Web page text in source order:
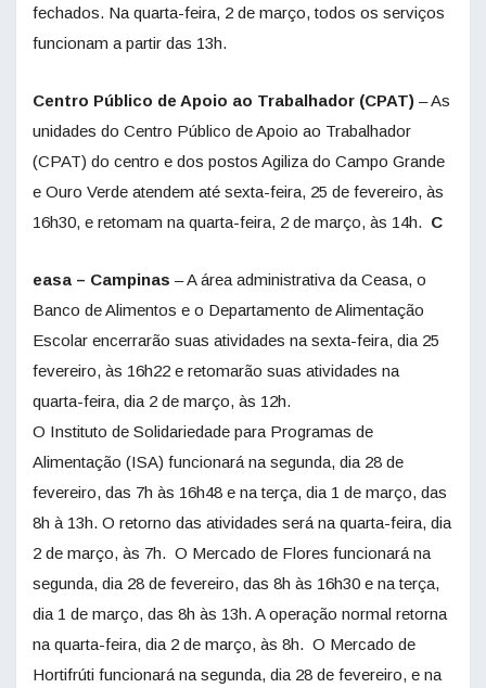
fechados. Na quarta-feira, 2 de março, todos os serviços
funcionam a partir das 13h.
Centro Público de Apoio ao Trabalhador (CPAT) – As
unidades do Centro Público de Apoio ao Trabalhador
(CPAT) do centro e dos postos Agiliza do Campo Grande
e Ouro Verde atendem até sexta-feira, 25 de fevereiro, às
16h30, e retomam na quarta-feira, 2 de março, às 14h. C
easa – Campinas – A área administrativa da Ceasa, o
Banco de Alimentos e o Departamento de Alimentação
Escolar encerrarão suas atividades na sexta-feira, dia 25
fevereiro, às 16h22 e retomarão suas atividades na
quarta-feira, dia 2 de março, às 12h.
O Instituto de Solidariedade para Programas de
Alimentação (ISA) funcionará na segunda, dia 28 de
fevereiro, das 7h às 16h48 e na terça, dia 1 de março, das
8h à 13h. O retorno das atividades será na quarta-feira, dia
2 de março, às 7h. O Mercado de Flores funcionará na
segunda, dia 28 de fevereiro, das 8h às 16h30 e na terça,
dia 1 de março, das 8h às 13h. A operação normal retorna
na quarta-feira, dia 2 de março, às 8h. O Mercado de
Hortifrúti funcionará na segunda, dia 28 de fevereiro, e na